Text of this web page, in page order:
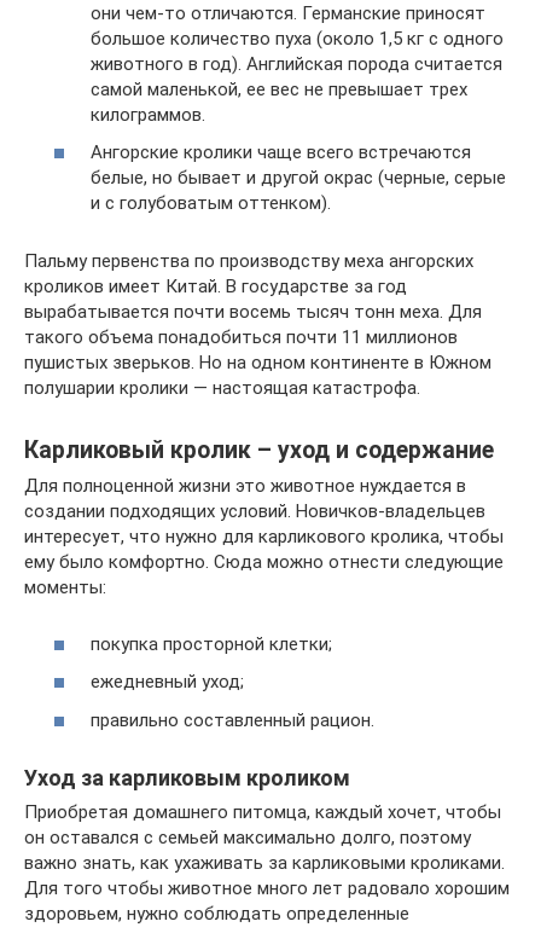
они чем-то отличаются. Германские приносят
большое количество пуха (около 1,5 кг с одного
животного в год). Английская порода считается
самой маленькой, ее вес не превышает трех
килограммов.
Ангорские кролики чаще всего встречаются
белые, но бывает и другой окрас (черные, серые
и с голубоватым оттенком).
Пальму первенства по производству меха ангорских
кроликов имеет Китай. В государстве за год
вырабатывается почти восемь тысяч тонн меха. Для
такого объема понадобиться почти 11 миллионов
пушистых зверьков. Но на одном континенте в Южном
полушарии кролики — настоящая катастрофа.
Карликовый кролик – уход и содержание
Для полноценной жизни это животное нуждается в
создании подходящих условий. Новичков-владельцев
интересует, что нужно для карликового кролика, чтобы
ему было комфортно. Сюда можно отнести следующие
моменты:
покупка просторной клетки;
ежедневный уход;
правильно составленный рацион.
Уход за карликовым кроликом
Приобретая домашнего питомца, каждый хочет, чтобы
он оставался с семьей максимально долго, поэтому
важно знать, как ухаживать за карликовыми кроликами.
Для того чтобы животное много лет радовало хорошим
здоровьем, нужно соблюдать определенные